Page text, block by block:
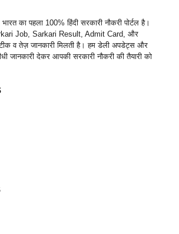
भारत का पहला 100% हिंदी सरकारी नौकरी पोर्टल है।
Job, Sarkari Result, Admit Card, और
व तेज़ जानकारी मिलती है। हम डेली अपडेट्स और
जानकारी देकर आपकी सरकारी नौकरी की तैयारी को